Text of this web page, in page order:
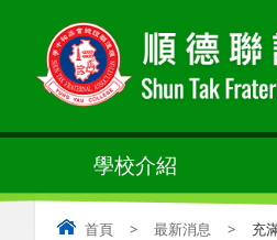
學校介紹
首頁 > 最新消息 > 充